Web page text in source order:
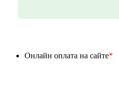
Онлайн оплата на сайте*